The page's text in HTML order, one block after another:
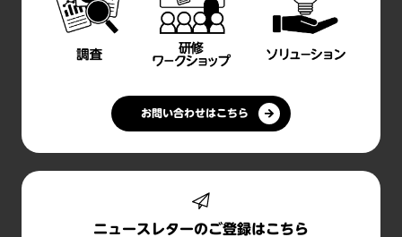
お問い合わせはこちら
ニュースレターのご登録はこちら